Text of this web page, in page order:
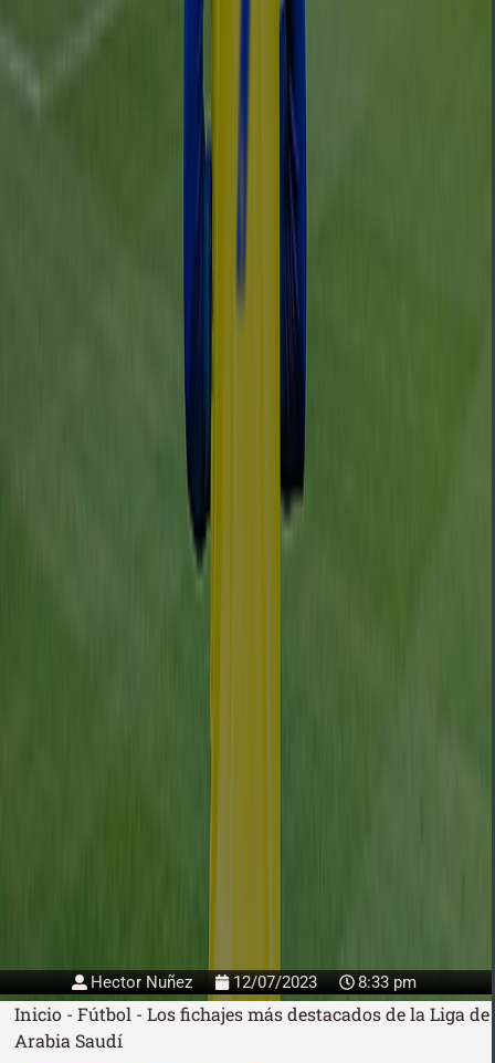
Hector Nuñez 12/07/2023 8:33 pm
Inicio - Fútbol - Los fichajes más destacados de la Liga de
Arabia Saudí